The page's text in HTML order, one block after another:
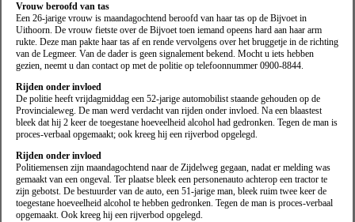
Vrouw beroofd van tas
Een 26-jarige vrouw is maandagochtend beroofd van haar tas op de Bijvoet in
Uithoorn. De vrouw fietste over de Bijvoet toen iemand opeens hard aan haar arm
rukte. Deze man pakte haar tas af en rende vervolgens over het bruggetje in de richting
van de Legmeer. Van de dader is geen signalement bekend. Mocht u iets hebben
gezien, neemt u dan contact op met de politie op telefoonnummer 0900-8844.
Rijden onder invloed
De politie heeft vrijdagmiddag een 52-jarige automobilist staande gehouden op de
Provincialeweg. De man werd verdacht van rijden onder invloed. Na een blaastest
bleek dat hij 2 keer de toegestane hoeveelheid alcohol had gedronken. Tegen de man is
proces-verbaal opgemaakt; ook kreeg hij een rijverbod opgelegd.
Rijden onder invloed
Politiemensen zijn maandagochtend naar de Zijdelweg gegaan, nadat er melding was
gemaakt van een ongeval. Ter plaatse bleek een personenauto achterop een tractor te
zijn gebotst. De bestuurder van de auto, een 51-jarige man, bleek ruim twee keer de
toegestane hoeveelheid alcohol te hebben gedronken. Tegen de man is proces-verbaal
opgemaakt. Ook kreeg hij een rijverbod opgelegd.